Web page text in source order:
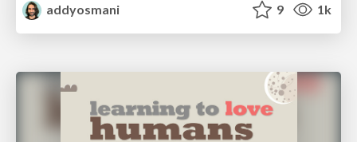
addyosmani
9 1k